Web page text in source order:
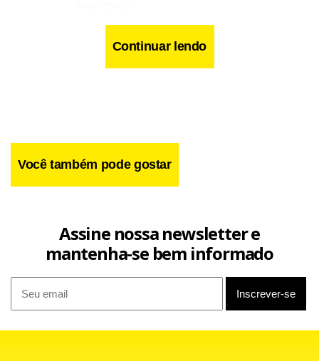
balanceada e prima pelo repouso, sempre que possível,
para garantir sua saúde e a do bebê. “Na verdade, ao sexto
Continuar lendo
Você também pode gostar
Assine nossa newsletter e
mantenha-se bem informado